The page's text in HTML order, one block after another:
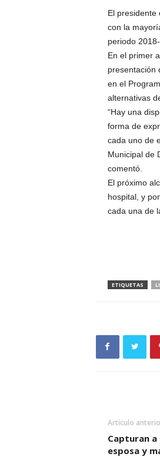
El presidente
con la
periodo
En el primer
presentación
en el
alternativas
“Hay una
forma de
cada uno de
Municipal de
comentó.
El próximo
hospital, y
cada una de
ETIQUETAS
Artículo
Capturan
esposa y